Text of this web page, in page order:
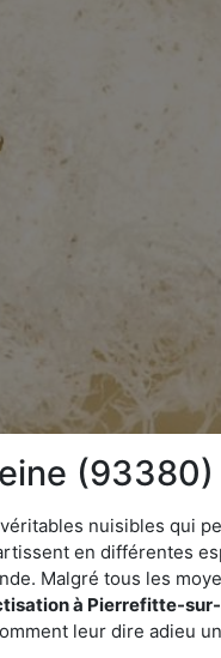
(93380)
nuisibles qui
en différentes
Malgré tous les
à Pierrefitte-
leur dire adieu